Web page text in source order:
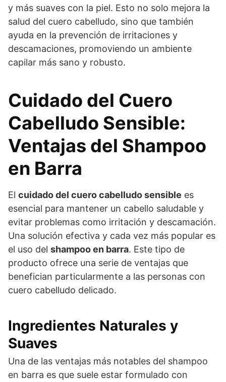
y más suaves con la piel. Esto no solo mejora la
salud del cuero cabelludo, sino que también
ayuda en la prevención de irritaciones y
descamaciones, promoviendo un ambiente
capilar más sano y robusto.
Cuidado del Cuero
Cabelludo Sensible:
Ventajas del Shampoo
en Barra
El cuidado del cuero cabelludo sensible es
esencial para mantener un cabello saludable y
evitar problemas como irritación y descamación.
Una solución efectiva y cada vez más popular es
el uso del shampoo en barra. Este tipo de
producto ofrece una serie de ventajas que
benefician particularmente a las personas con
cuero cabelludo delicado.
Ingredientes Naturales y
Suaves
Una de las ventajas más notables del shampoo
en barra es que suele estar formulado con